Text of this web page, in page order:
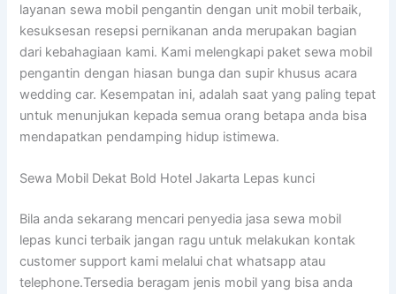
layanan sewa mobil pengantin dengan unit mobil terbaik,
kesuksesan resepsi pernikanan anda merupakan bagian
dari kebahagiaan kami. Kami melengkapi paket sewa mobil
pengantin dengan hiasan bunga dan supir khusus acara
wedding car. Kesempatan ini, adalah saat yang paling tepat
untuk menunjukan kepada semua orang betapa anda bisa
mendapatkan pendamping hidup istimewa.
Sewa Mobil Dekat Bold Hotel Jakarta Lepas kunci
Bila anda sekarang mencari penyedia jasa sewa mobil
lepas kunci terbaik jangan ragu untuk melakukan kontak
customer support kami melalui chat whatsapp atau
telephone.Tersedia beragam jenis mobil yang bisa anda